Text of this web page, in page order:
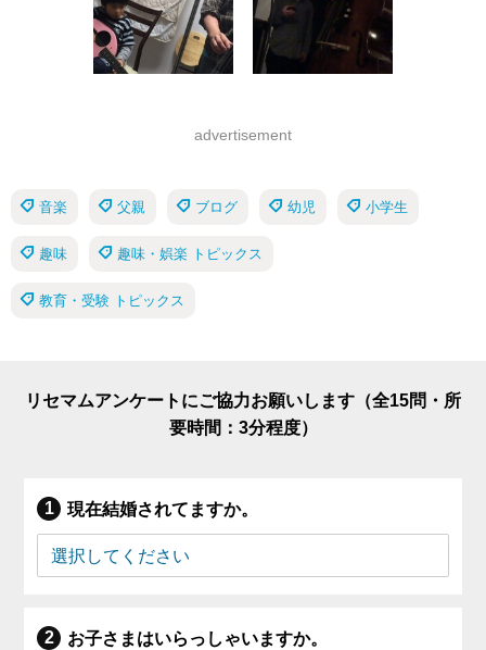
advertisement
音楽 父親 ブログ 幼児 小学生
趣味 趣味・娯楽 トピックス
教育・受験 トピックス
リセマムアンケートにご協力お願いします（全15問・所
要時間：3分程度）
現在結婚されてますか。
お子さまはいらっしゃいますか。